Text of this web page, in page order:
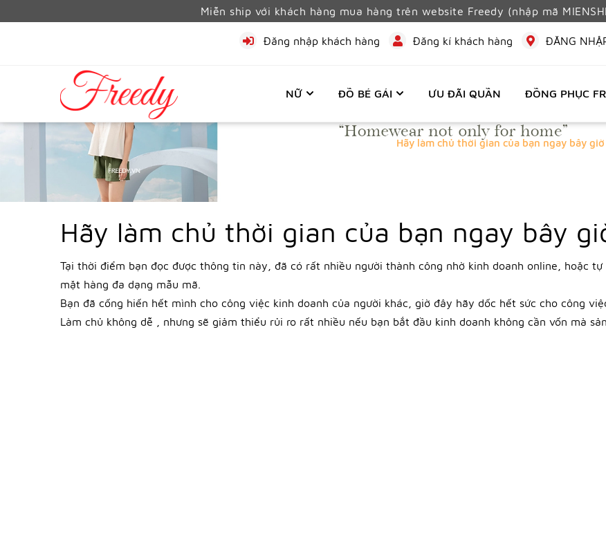
Miễn ship với khách hàng mua hàng trên website Freedy (nhập mã
Đăng nhập khách hàng Đăng kí khách hàng ĐĂNG
NỮ ĐỒ BÉ GÁI ƯU ĐÃI QUẦN ĐỒNG PHỤC
Hãy làm chủ thời gian của bạn ngay bây giờ
Hãy làm chủ thời gian của bạn ngay bây
Tại thời điểm bạn đọc được thông tin này, đã có rất nhiều người thành công nhờ kinh doanh online, hoặc
mặt hàng đa dạng mẫu mã.
Bạn đã cống hiến hết mình cho công việc kinh doanh của người khác, giờ đây hãy dốc hết sức cho công
Làm chủ không dễ , nhưng sẽ giảm thiểu rủi ro rất nhiều nếu bạn bắt đầu kinh doanh không cần vốn mà